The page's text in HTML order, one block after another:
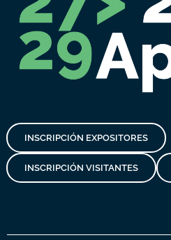
INSCRIPCIÓN EXPOSITORES
INSCRIPCIÓN VISITANTES